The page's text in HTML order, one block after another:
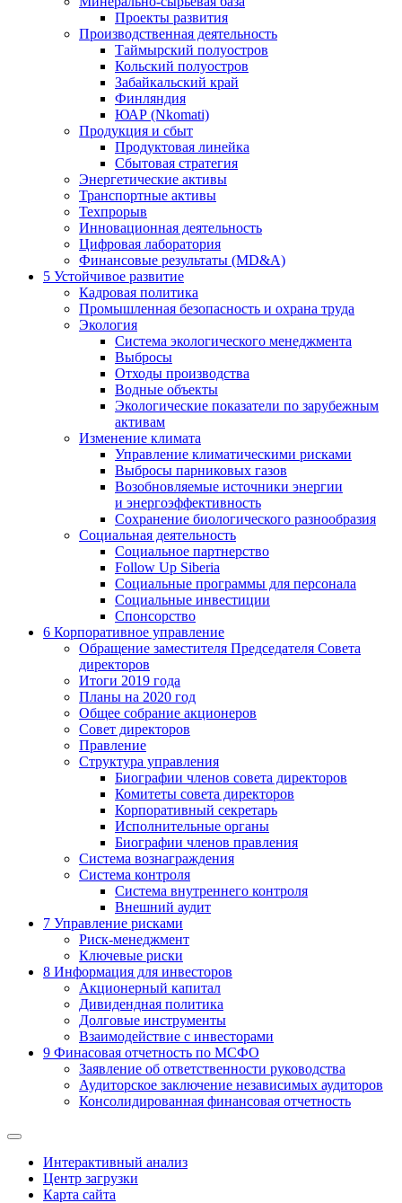
Проекты развития
Производственная деятельность
Таймырский полуостров
Кольский полуостров
Забайкальский край
Финляндия
ЮАР (Nkomati)
Продукция и сбыт
Продуктовая линейка
Сбытовая стратегия
Энергетические активы
Транспортные активы
Техпрорыв
Инновационная деятельность
Цифровая лаборатория
Финансовые результаты (MD&A)
5 Устойчивое развитие
Кадровая политика
Промышленная безопасность и охрана труда
Экология
Система экологического менеджмента
Выбросы
Отходы производства
Водные объекты
Экологические показатели по зарубежным
активам
Изменение климата
Управление климатическими рисками
Выбросы парниковых газов
Возобновляемые источники энергии
и энергоэффективность
Сохранение биологического разнообразия
Социальная деятельность
Социальное партнерство
Follow Up Siberia
Социальные программы для персонала
Социальные инвестиции
Спонсорство
6 Корпоративное управление
Обращение заместителя Председателя Совета
директоров
Итоги 2019 года
Планы на 2020 год
Общее собрание акционеров
Совет директоров
Правление
Структура управления
Биографии членов совета директоров
Комитеты совета директоров
Корпоративный секретарь
Исполнительные органы
Биографии членов правления
Система вознаграждения
Система контроля
Система внутреннего контроля
Внешний аудит
7 Управление рисками
Риск-менеджмент
Ключевые риски
8 Информация для инвесторов
Акционерный капитал
Дивидендная политика
Долговые инструменты
Взаимодействие с инвеcторами
9 Финасовая отчетность по МСФО
Заявление об ответственности руководства
Аудиторское заключение независимых аудиторов
Консолидированная финансовая отчетность
Интерактивный анализ
Центр загрузки
Карта сайта